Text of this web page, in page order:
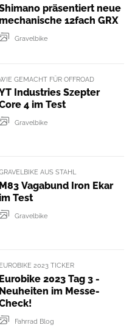
präsentiert neue
12fach GRX
Gravelbike
GEMACHT FÜR OFFROAD
Industries Szepter
4 im Test
Gravelbike
AUS STAHL
M83 Vagabund Iron Ekar
Test
Gravelbike
EUROBIKE 2023 TICKER
Eurobike 2023 Tag 3 -
Neuheiten im Messe-
Fahrrad Blog